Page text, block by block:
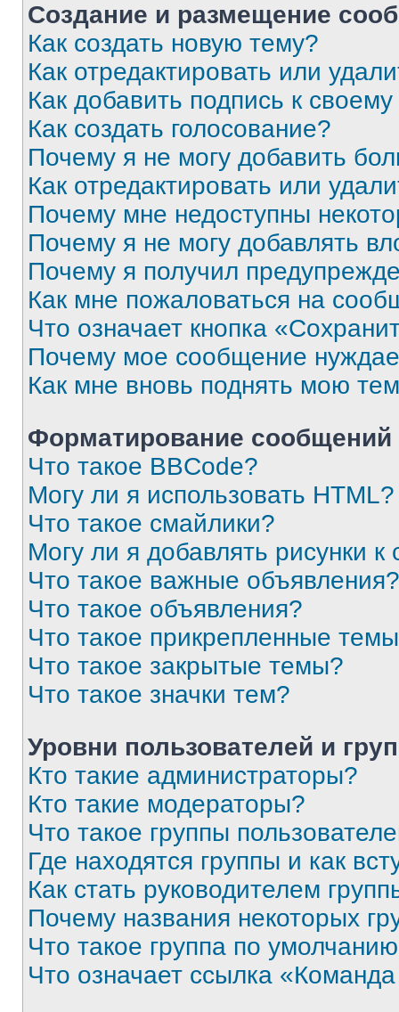
Создание и размещение
Как создать новую тему?
Как отредактировать или
Как добавить подпись к
Как создать голосование?
Почему я не могу добавить
Как отредактировать или
Почему мне недоступны
Почему я не могу добавлять
Почему я получил
Как мне пожаловаться на
Что означает кнопка
Почему мое сообщение
Как мне вновь поднять мою
Форматирование
Что такое BBCode?
Могу ли я использовать HTML?
Что такое смайлики?
Могу ли я добавлять рисунки
Что такое важные объявления?
Что такое объявления?
Что такое прикрепленные
Что такое закрытые темы?
Что такое значки тем?
Уровни пользователей и
Кто такие администраторы?
Кто такие модераторы?
Что такое группы
Где находятся группы и как
Как стать руководителем
Почему названия некоторых
Что такое группа по
Что означает ссылка